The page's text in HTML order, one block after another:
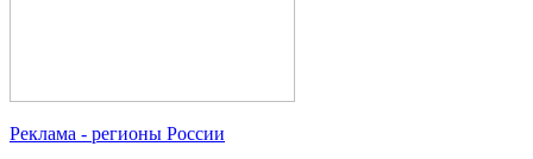
Реклама - регионы России